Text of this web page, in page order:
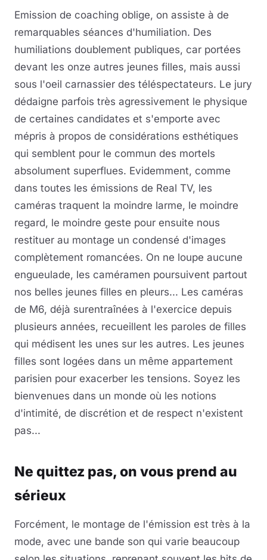
Emission de coaching oblige, on assiste à de
remarquables séances d'humiliation. Des
humiliations doublement publiques, car portées
devant les onze autres jeunes filles, mais aussi
sous l'oeil carnassier des téléspectateurs. Le jury
dédaigne parfois très agressivement le physique
de certaines candidates et s'emporte avec
mépris à propos de considérations esthétiques
qui semblent pour le commun des mortels
absolument superflues. Evidemment, comme
dans toutes les émissions de Real TV, les
caméras traquent la moindre larme, le moindre
regard, le moindre geste pour ensuite nous
restituer au montage un condensé d'images
complètement romancées. On ne loupe aucune
engueulade, les caméramen poursuivent partout
nos belles jeunes filles en pleurs... Les caméras
de M6, déjà surentraînées à l'exercice depuis
plusieurs années, recueillent les paroles de filles
qui médisent les unes sur les autres. Les jeunes
filles sont logées dans un même appartement
parisien pour exacerber les tensions. Soyez les
bienvenues dans un monde où les notions
d'intimité, de discrétion et de respect n'existent
pas...
Ne quittez pas, on vous prend au
sérieux
Forcément, le montage de l'émission est très à la
mode, avec une bande son qui varie beaucoup